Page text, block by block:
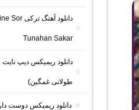
Tunahan Sakar
طولانی غمگین)
دانلود ریمیکس دوست